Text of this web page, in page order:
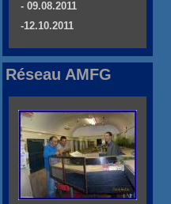
- 09.08.2011
-12.10.2011
Réseau AMFG